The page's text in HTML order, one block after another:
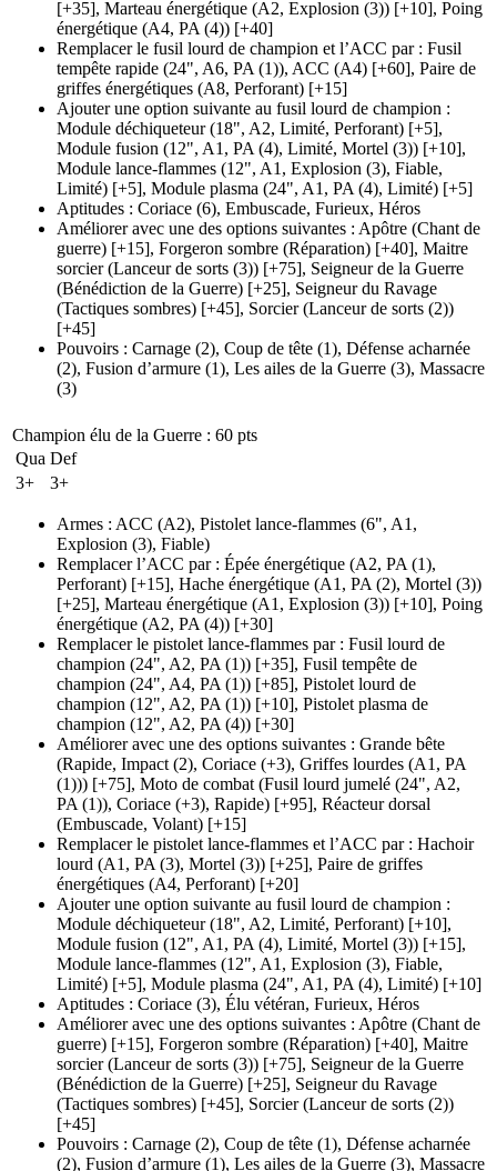
[+35], Marteau énergétique (A2, Explosion (3)) [+10], Poing
énergétique (A4, PA (4)) [+40]
Remplacer le fusil lourd de champion et l’ACC par : Fusil
tempête rapide (24", A6, PA (1)), ACC (A4) [+60], Paire de
griffes énergétiques (A8, Perforant) [+15]
Ajouter une option suivante au fusil lourd de champion :
Module déchiqueteur(18", A2, Limité, Perforant) [+5],
Module fusion (12", A1, PA (4), Limité, Mortel (3)) [+10],
Module lance-flammes (12", A1, Explosion (3), Fiable,
Limité) [+5], Module plasma (24", A1, PA (4), Limité) [+5]
Aptitudes : Coriace (6), Embuscade, Furieux, Héros
Améliorer avec une des options suivantes : Apôtre (Chant de
guerre) [+15], Forgeron sombre (Réparation) [+40], Maitre
sorcier(Lanceur de sorts (3)) [+75], Seigneur de la Guerre
(Bénédiction de la Guerre) [+25], Seigneur du Ravage
(Tactiques sombres) [+45], Sorcier(Lanceur de sorts (2))
[+45]
Pouvoirs : Carnage (2), Coup de tête (1), Défense acharnée
(2), Fusion d’armure (1), Les ailes de la Guerre (3), Massacre
(3)
Champion élu de la Guerre : 60 pts
Qua Def
3+
3+
Armes : ACC (A2), Pistolet lance-flammes (6", A1,
Explosion (3), Fiable)
Remplacer l’ACC par : Épée énergétique (A2, PA (1),
Perforant) [+15], Hache énergétique (A1, PA (2), Mortel (3))
[+25], Marteau énergétique (A1, Explosion (3)) [+10], Poing
énergétique (A2, PA (4)) [+30]
Remplacer le pistolet lance-flammes par : Fusil lourd de
champion (24", A2, PA (1)) [+35], Fusil tempête de
champion (24", A4, PA (1)) [+85], Pistolet lourd de
champion (12", A2, PA (1)) [+10], Pistolet plasma de
champion (12", A2, PA (4)) [+30]
Améliorer avec une des options suivantes : Grande bête
(Rapide, Impact (2), Coriace (+3), Griffes lourdes (A1, PA
(1))) [+75], Moto de combat (Fusil lourd jumelé (24", A2,
PA (1)), Coriace (+3), Rapide) [+95], Réacteur dorsal
(Embuscade, Volant) [+15]
Remplacer le pistolet lance-flammes et l’ACC par : Hachoir
lourd (A1, PA (3), Mortel (3)) [+25], Paire de griffes
énergétiques (A4, Perforant) [+20]
Ajouter une option suivante au fusil lourd de champion :
Module déchiqueteur(18", A2, Limité, Perforant) [+10],
Module fusion (12", A1, PA (4), Limité, Mortel (3)) [+15],
Module lance-flammes (12", A1, Explosion (3), Fiable,
Limité) [+5], Module plasma (24", A1, PA (4), Limité) [+10]
Aptitudes : Coriace (3), Élu vétéran, Furieux, Héros
Améliorer avec une des options suivantes : Apôtre (Chant de
guerre) [+15], Forgeron sombre (Réparation) [+40], Maitre
sorcier(Lanceur de sorts (3)) [+75], Seigneur de la Guerre
(Bénédiction de la Guerre) [+25], Seigneur du Ravage
(Tactiques sombres) [+45], Sorcier(Lanceur de sorts (2))
[+45]
Pouvoirs : Carnage (2), Coup de tête (1), Défense acharnée
(2), Fusion d’armure (1), Les ailes de la Guerre (3), Massacre